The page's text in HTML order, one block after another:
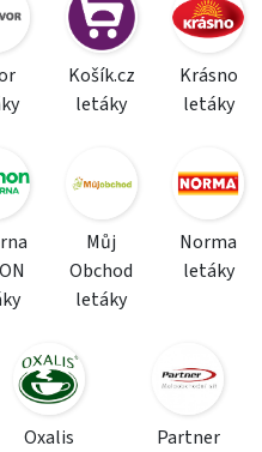
Košík.cz
letáky
Krásno
letáky
Můj
Obchod
letáky
Norma
letáky
Oxalis
Partner